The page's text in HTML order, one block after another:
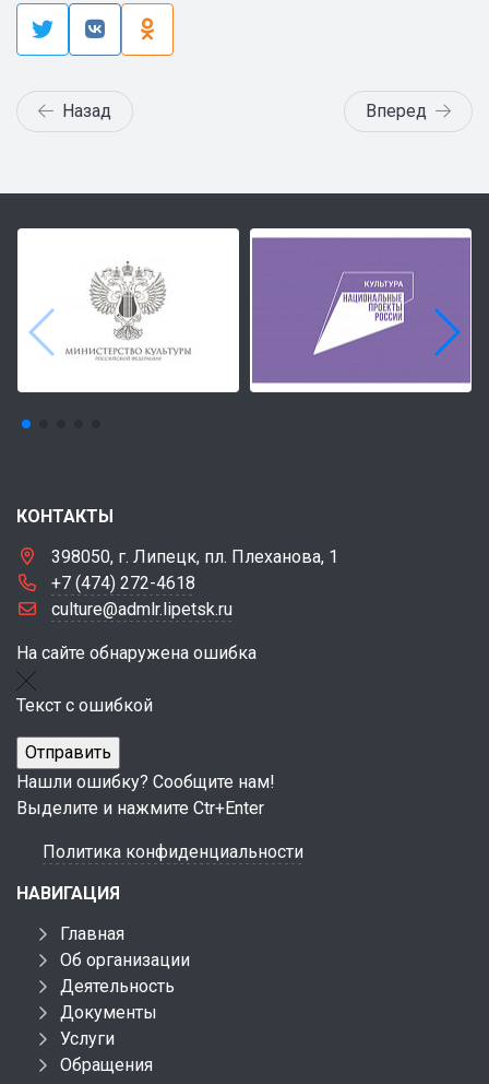
Назад Вперед
КОНТАКТЫ
398050, г. Липецк, пл. Плеханова, 1
+7 (474) 272-4618
culture@admlr.lipetsk.ru
На сайте обнаружена ошибка
Текст с ошибкой
Нашли ошибку? Сообщите нам!
Выделите и нажмите Ctr+Enter
Политика конфиденциальности
НАВИГАЦИЯ
Главная
Об организации
Деятельность
Документы
Услуги
Обращения